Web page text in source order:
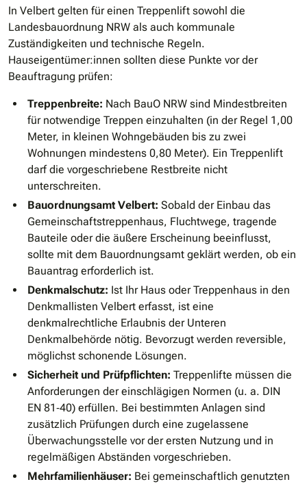
In Velbert gelten für einen Treppenlift sowohl die
Landesbauordnung NRW als auch kommunale
Zuständigkeiten und technische Regeln.
Hauseigentümer:innen sollten diese Punkte vor der
Beauftragung prüfen:
Treppenbreite: Nach BauO NRW sind Mindestbreiten
für notwendige Treppen einzuhalten (in der Regel 1,00
Meter, in kleinen Wohngebäuden bis zu zwei
Wohnungen mindestens 0,80 Meter). Ein Treppenlift
darf die vorgeschriebene Restbreite nicht
unterschreiten.
Bauordnungsamt Velbert: Sobald der Einbau das
Gemeinschaftstreppenhaus, Fluchtwege, tragende
Bauteile oder die äußere Erscheinung beeinflusst,
sollte mit dem Bauordnungsamt geklärt werden, ob ein
Bauantrag erforderlich ist.
Denkmalschutz: Ist Ihr Haus oder Treppenhaus in den
Denkmallisten Velbert erfasst, ist eine
denkmalrechtliche Erlaubnis der Unteren
Denkmalbehörde nötig. Bevorzugt werden reversible,
möglichst schonende Lösungen.
Sicherheit und Prüfpflichten: Treppenlifte müssen die
Anforderungen der einschlägigen Normen (u. a. DIN
EN 81‐40) erfüllen. Bei bestimmten Anlagen sind
zusätzlich Prüfungen durch eine zugelassene
Überwachungsstelle vor der ersten Nutzung und in
regelmäßigen Abständen vorgeschrieben.
Mehrfamilienhäuser: Bei gemeinschaftlich genutzten